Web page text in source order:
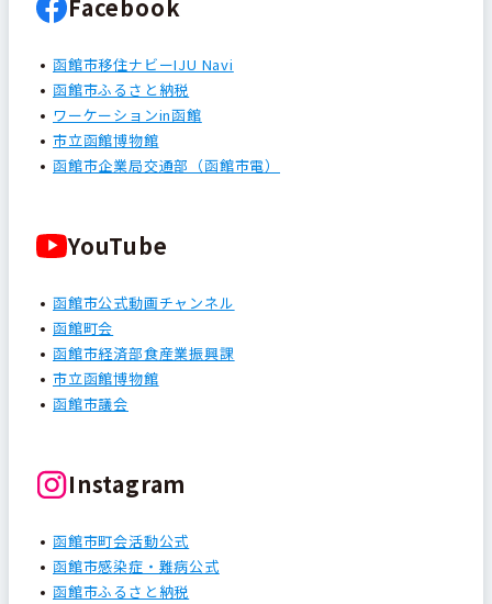
Facebook
函館市移住ナビーIJU Navi
函館市ふるさと納税
ワーケーションin函館
市立函館博物館
函館市企業局交通部（函館市電）
YouTube
函館市公式動画チャンネル
函館町会
函館市経済部食産業振興課
市立函館博物館
函館市議会
Instagram
函館市町会活動公式
函館市感染症・難病公式
函館市ふるさと納税